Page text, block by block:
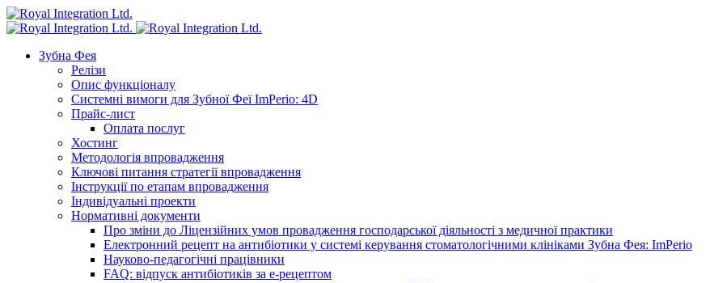
Зубна Фея
Релізи
Опис функціоналу
Системні вимоги для Зубної Феї ImPerio: 4D
Прайс-лист
Оплата послуг
Хостинг
Методологія впровадження
Ключові питання стратегії впровадження
Інструкції по етапам впровадження
Індивідуальні проекти
Нормативні документи
Про зміни до Ліцензійних умов провадження господарської діяльності з медичної практики
Електронний рецепт на антибіотики у системі керування стоматологічними клініками Зубна Фея: ImPerio
Науково-педагогічні працівники
FAQ: відпуск антибіотиків за е-рецептом